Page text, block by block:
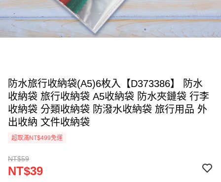
防水旅行收納袋(A5)6枚入【D373386】 防水
收納袋 旅行收納袋 A5收納袋 防水夾鏈袋 行李
收納袋 分類收納袋 防潑水收納袋 旅行用品 外
出收納 文件收納袋
超取滿NT$499免運
NT$59
NT$39